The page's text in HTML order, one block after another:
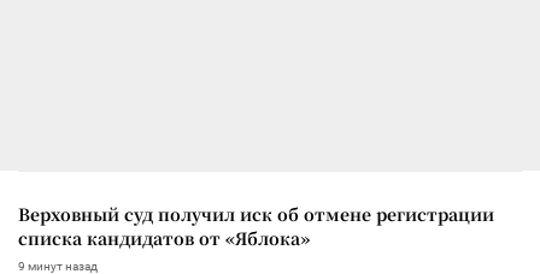
Верховный суд получил иск об отмене регистрации
списка кандидатов от «Яблока»
9 минут назад